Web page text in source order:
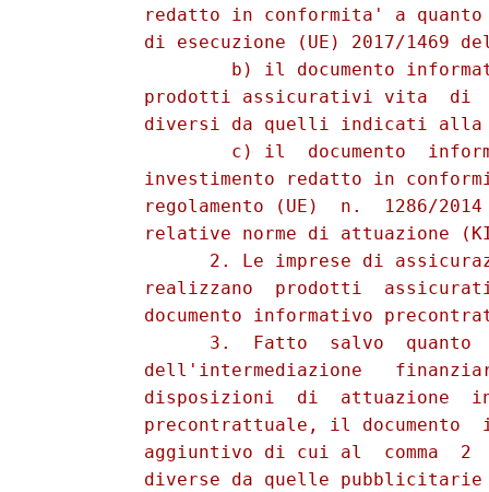
redatto in conformita' a
di esecuzione (UE) 2017/1469
b) il documento
prodotti assicurativi vita  di
diversi da quelli indicati
c) il  documento
investimento redatto in
regolamento (UE)  n.  1286/
relative norme di attuazione
2. Le imprese di
realizzano  prodotti
documento informativo
3.  Fatto  salvo  quanto
dell'intermediazione
disposizioni  di  attuazione
precontrattuale, il documento
aggiuntivo di cui al  comma  2
diverse da quelle